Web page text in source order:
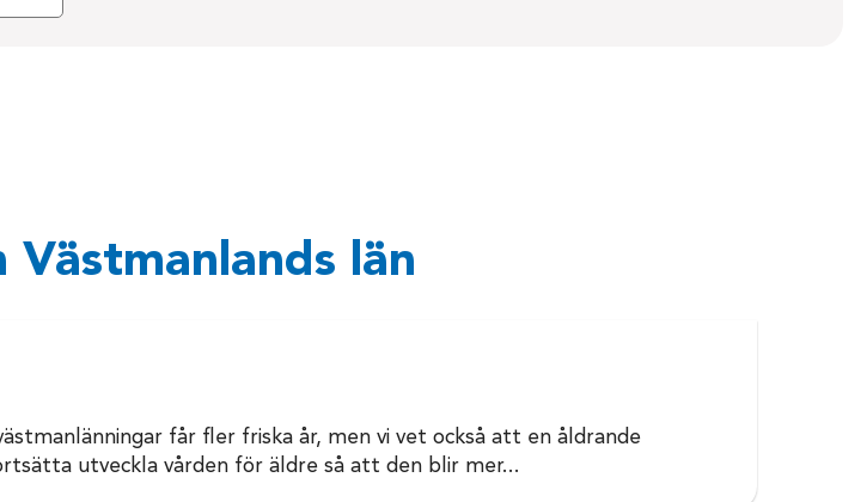
län
får fler friska år, men vi vet också att en åldrande
utveckla vården för äldre så att den blir mer...